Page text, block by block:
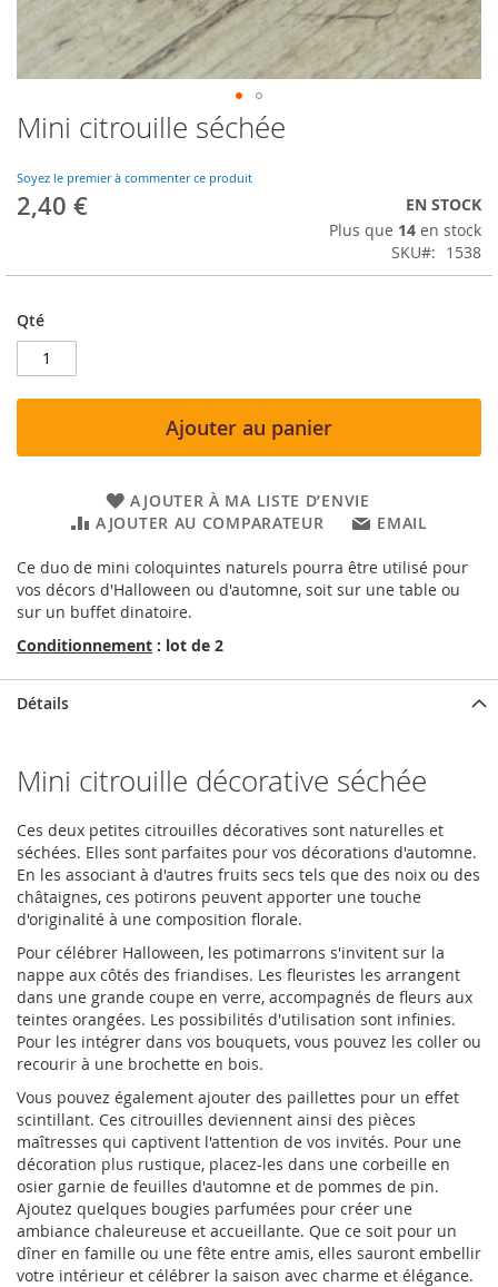
Skip
to
beginning
of
gallery
Mini citrouille séchée
Soyez le premier à commenter ce produit
2,40 €
EN STOCK
Plus que 14 en stock
SKU
1538
Qté
Ajouter au panier
AJOUTER À MA LISTE D’ENVIE
AJOUTER AU COMPARATEUR
EMAIL
Ce duo de mini coloquintes naturels pourra être utilisé pour
vos décors d'Halloween ou d'automne, soit sur une table ou
sur un buffet dinatoire.
Conditionnement : lot de 2
Détails
Mini citrouille décorative séchée
Ces deux petites citrouilles décoratives sont naturelles et
séchées. Elles sont parfaites pour vos décorations d'automne.
En les associant à d'autres fruits secs tels que des noix ou des
châtaignes, ces potirons peuvent apporter une touche
d'originalité à une composition florale.
Pour célébrer Halloween, les potimarrons s'invitent sur la
nappe aux côtés des friandises. Les fleuristes les arrangent
dans une grande coupe en verre, accompagnés de fleurs aux
teintes orangées. Les possibilités d'utilisation sont infinies.
Pour les intégrer dans vos bouquets, vous pouvez les coller ou
recourir à une brochette en bois.
Vous pouvez également ajouter des paillettes pour un effet
scintillant. Ces citrouilles deviennent ainsi des pièces
maîtresses qui captivent l'attention de vos invités. Pour une
décoration plus rustique, placez-les dans une corbeille en
osier garnie de feuilles d'automne et de pommes de pin.
Ajoutez quelques bougies parfumées pour créer une
ambiance chaleureuse et accueillante. Que ce soit pour un
dîner en famille ou une fête entre amis, elles sauront embellir
votre intérieur et célébrer la saison avec charme et élégance.